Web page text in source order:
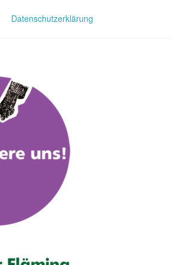
Datenschutzerklärung